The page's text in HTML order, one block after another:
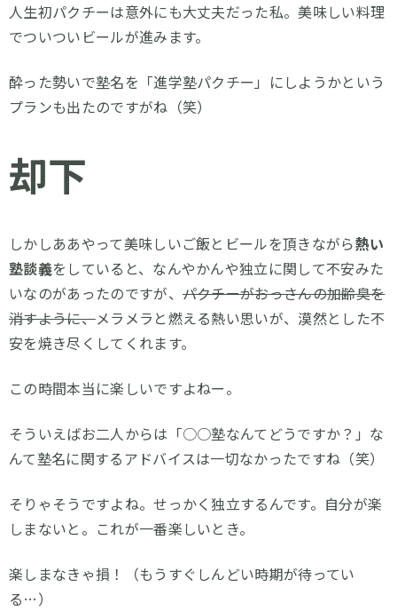
人生初パクチーは意外にも大丈夫だった私。美味しい料理
でついついビールが進みます。
酔った勢いで塾名を「進学塾パクチー」にしようかという
プランも出たのですがね（笑）
却下
しかしああやって美味しいご飯とビールを頂きながら熱い
塾談義をしていると、なんやかんや独立に関して不安みた
いなのがあったのですが、パクチーがおっさんの加齢臭を
消すように、メラメラと燃える熱い思いが、漠然とした不
安を焼き尽くしてくれます。
この時間本当に楽しいですよねー。
そういえばお二人からは「○○塾なんてどうですか？」な
んて塾名に関するアドバイスは一切なかったですね（笑）
そりゃそうですよね。せっかく独立するんです。自分が楽
しまないと。これが一番楽しいとき。
楽しまなきゃ損！（もうすぐしんどい時期が待ってい
る…）